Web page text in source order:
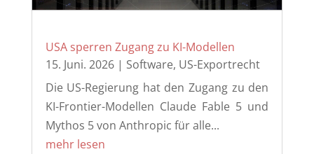
USA sperren Zugang zu KI-Modellen
15. Juni. 2026| Software, US-Exportrecht
Die US-Regierung hat den Zugang zu den
KI-Frontier-Modellen Claude Fable 5 und
Mythos 5 von Anthropic für alle...
mehr lesen